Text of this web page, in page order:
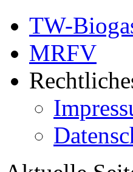
TW-
MRFV